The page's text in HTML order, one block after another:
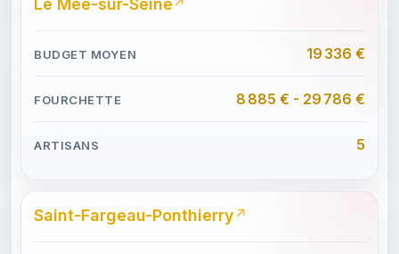
19 336 €
8 885 € - 29 786 €
5
Saint-Fargeau-Ponthierry